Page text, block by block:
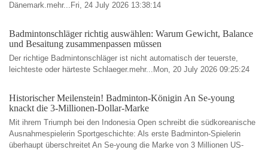
Dänemark.mehr...Fri, 24 July 2026 13:38:14
Badmintonschläger richtig auswählen: Warum Gewicht, Balance
und Besaitung zusammenpassen müssen
Der richtige Badmintonschläger ist nicht automatisch der teuerste,
leichteste oder härteste Schlaeger.mehr...Mon, 20 July 2026 09:25:24
Historischer Meilenstein! Badminton-Königin An Se-young
knackt die 3-Millionen-Dollar-Marke
Mit ihrem Triumph bei den Indonesia Open schreibt die südkoreanische
Ausnahmespielerin Sportgeschichte: Als erste Badminton-Spielerin
überhaupt überschreitet An Se-young die Marke von 3 Millionen US-